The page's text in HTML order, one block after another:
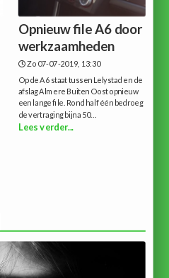
Opnieuw file A6 door
werkzaamheden
Zo 07-07-2019, 13:30
Op de A6 staat tussen Lelystad en de
afslag Almere Buiten Oost opnieuw
een lange file. Rond half één bedroeg
de vertraging bijna 50...
Lees verder...